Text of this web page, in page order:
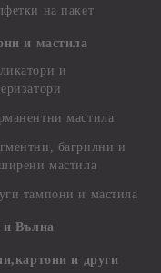
на пакет
и мастила
и
мастила
багрилни и
мастила
тампони и мастила
Вълна
и други